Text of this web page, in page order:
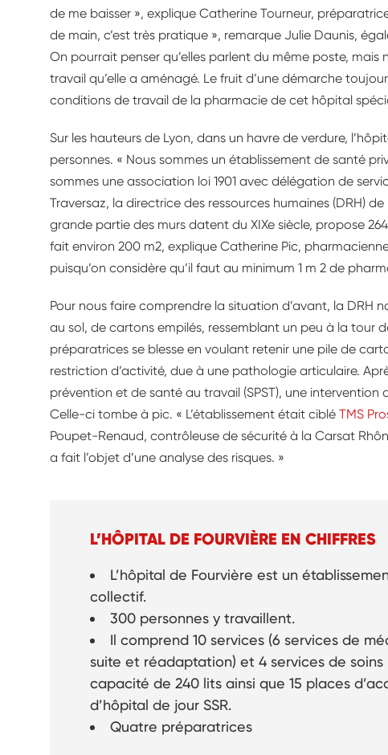
de me baisser », explique Catherine Tourneur,
de main, c’est très pratique », remarque Julie Daunis,
On pourrait penser qu’elles parlent du même poste,
travail qu’elle a aménagé. Le fruit d’une démarche
conditions de travail de la pharmacie de cet hôpital
Sur les hauteurs de Lyon, dans un havre de verdure,
personnes. « Nous sommes un établissement de santé
sommes une association loi 1901 avec délégation de
Traversaz, la directrice des ressources humaines (DRH)
grande partie des murs datent du XIXe siècle, propose
fait environ 200 m2, explique Catherine Pic,
puisqu’on considère qu’il faut au minimum 1 m 2 de
Pour nous faire comprendre la situation d’avant, la DRH
au sol, de cartons empilés, ressemblant un peu à la tour de
préparatrices se blesse en voulant retenir une pile de
restriction d’activité, due à une pathologie articulaire.
prévention et de santé au travail (SPST), une intervention
Celle-ci tombe à pic. « L’établissement était ciblé TMS
Poupet-Renaud, contrôleuse de sécurité à la Carsat
a fait l’objet d’une analyse des risques. »
L’HÔPITAL DE FOURVIÈRE EN CHIFFRES
L’hôpital de Fourvière est un
collectif.
300 personnes y travaillent.
Il comprend 10 services (6 services de
suite et réadaptation) et 4 services de
capacité de 240 lits ainsi que 15 places
d’hôpital de jour SSR.
Quatre préparatrices